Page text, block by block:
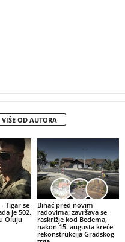
VIŠE OD AUTORA
Tigar se
je 502.
Oluju
Bihać pred novim
radovima: završava se
raskrižje kod Bedema,
nakon 15. augusta kreće
rekonstrukcija Gradskog